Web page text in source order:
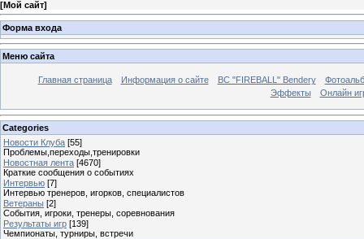
[Мой сайт]
Форма входа
Меню сайта
Главная страница Информация о сайте BC "FIREBALL" Bendery
Эффекты
Онлайн
Categories
Новости Клуба [55]
Проблемы,переходы,тренировки
Новостная лента [4670]
Краткие сообщения о событиях
Интервью [7]
Интервью тренеров, игорков, специалистов
Ветераны [2]
События, игроки, тренеры, соревнования
Результаты игр [139]
Чемпионаты, турниры, встречи